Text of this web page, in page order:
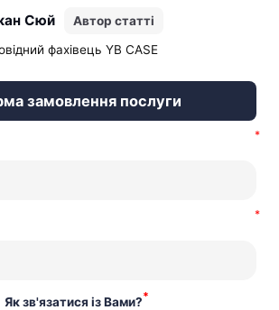
минаючи стандартні терміни
для загального порядку.
Сюй
Автор статті
фахівець YB CASE
замовлення послуги
Як зв'язатися із Вами?*